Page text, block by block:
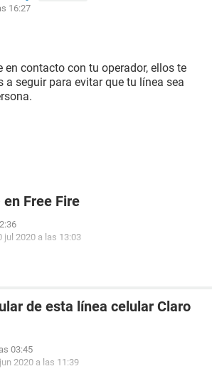
16:27
en contacto con tu operador, ellos te
a seguir para evitar que tu línea sea
Free Fire
jul 2020 a las 13:03
de esta línea celular Claro
03:45
2020 a las 11:39